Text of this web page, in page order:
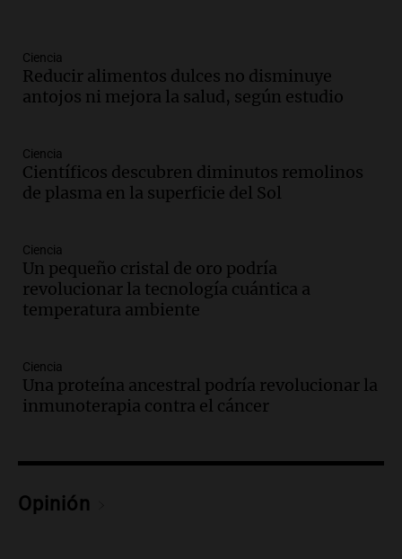
Episodios
Audio.La historia de la servilleta que
firmó Jorge Messi para el primer
Episodios
Audio.Joan Gaspart: "Sin Jorge, no sé si
Episodios
Audio.El orgullo y el sueño argentino de
Jorge Messi en una entrevista con Rony
Episodios
Audio.El abuelo de Agostina Vega, tras
Una mañana para todos
Audio.
Ciencia
Reducir alimentos dulces no disminuye
antojos ni mejora la salud, según estudio
Ciencia
Científicos descubren diminutos remolinos
de plasma en la superficie del Sol
Ciencia
Un pequeño cristal de oro podría
revolucionar la tecnología cuántica a
temperatura ambiente
Ciencia
Una proteína ancestral podría revolucionar la
inmunoterapia contra el cáncer
Opinión